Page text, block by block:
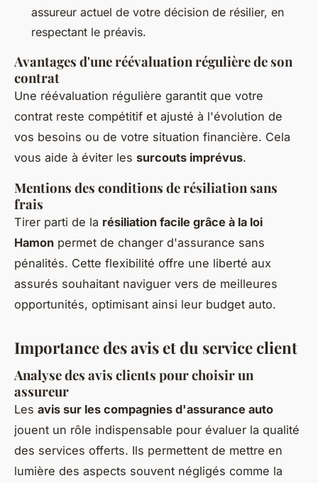
assureur actuel de votre décision de résilier, en
respectant le préavis.
Avantages d'une réévaluation régulière de son
contrat
Une réévaluation régulière garantit que votre
contrat reste compétitif et ajusté à l'évolution de
vos besoins ou de votre situation financière. Cela
vous aide à éviter les surcouts imprévus.
Mentions des conditions de résiliation sans
frais
Tirer parti de la résiliation facile grâce à la loi
Hamon permet de changer d'assurance sans
pénalités. Cette flexibilité offre une liberté aux
assurés souhaitant naviguer vers de meilleures
opportunités, optimisant ainsi leur budget auto.
Importance des avis et du service client
Analyse des avis clients pour choisir un
assureur
Les avis sur les compagnies d'assurance auto
jouent un rôle indispensable pour évaluer la qualité
des services offerts. Ils permettent de mettre en
lumière des aspects souvent négligés comme la